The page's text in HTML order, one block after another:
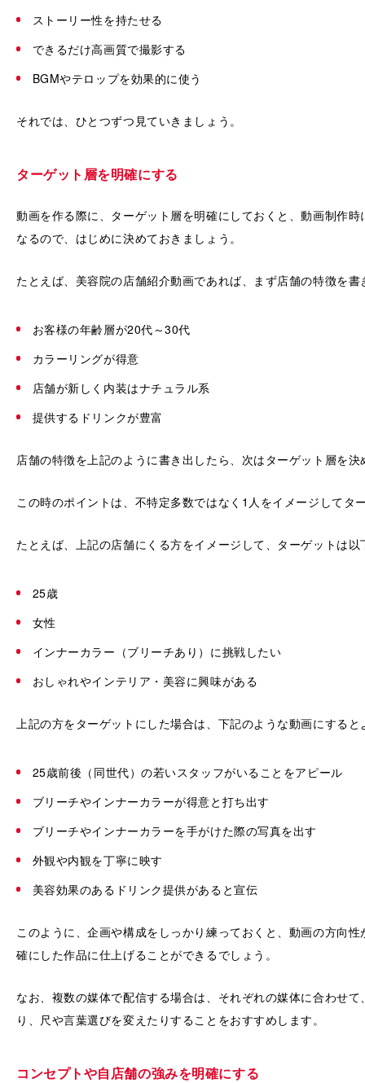
ストーリー性を持たせる
できるだけ高画質で撮影する
BGMやテロップを効果的に使う
それでは、ひとつずつ見ていきましょう。
ターゲット層を明確にする
動画を作る際に、ターゲット層を明確にしておくと、動画制作
なるので、はじめに決めておきましょう。
たとえば、美容院の店舗紹介動画であれば、まず店舗の特徴を
お客様の年齢層が20代～30代
カラーリングが得意
店舗が新しく内装はナチュラル系
提供するドリンクが豊富
店舗の特徴を上記のように書き出したら、次はターゲット層を決
この時のポイントは、不特定多数ではなく1人をイメージしてタ
たとえば、上記の店舗にくる方をイメージして、ターゲットは
25歳
女性
インナーカラー（ブリーチあり）に挑戦したい
おしゃれやインテリア・美容に興味がある
上記の方をターゲットにした場合は、下記のような動画にすると
25歳前後（同世代）の若いスタッフがいることをアピール
ブリーチやインナーカラーが得意と打ち出す
ブリーチやインナーカラーを手がけた際の写真を出す
外観や内観を丁寧に映す
美容効果のあるドリンク提供があると宣伝
このように、企画や構成をしっかり練っておくと、動画の方向
確にした作品に仕上げることができるでしょう。
なお、複数の媒体で配信する場合は、それぞれの媒体に合わせ
り、尺や言葉選びを変えたりすることをおすすめします。
コンセプトや自店舗の強みを明確にする